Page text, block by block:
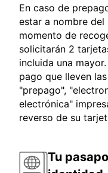
En caso de
estar a nombre
momento de
solicitarán 2
incluida una
pago que lleven
"prepago",
electrónica"
reverso de su
Tu